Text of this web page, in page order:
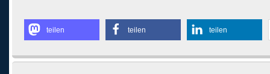
teilen teilen teilen